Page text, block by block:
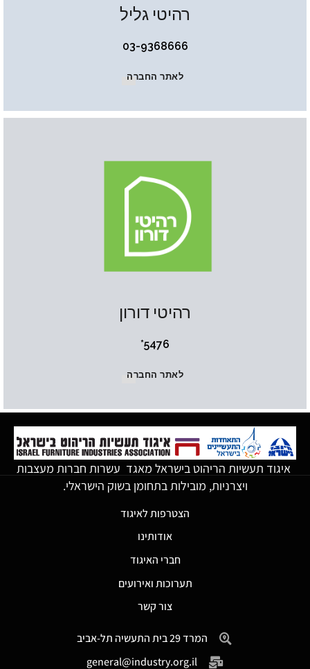
רהיטי גליל
03-9368666
לאתר החברה
רהיטי דורון
5476*
לאתר החברה
צור קשר
המרד 29 בית התעשיה תל-אביב
general@industry.org.il
איגוד תעשיות הריהוט בישראל מאגד עשרות חברות מעצבות
ויצרניות, מובילות בתחומן בשוק הישראלי.
הצטרפות לאיגוד
אודותינו
חברי האיגוד
תערוכות ואירועים